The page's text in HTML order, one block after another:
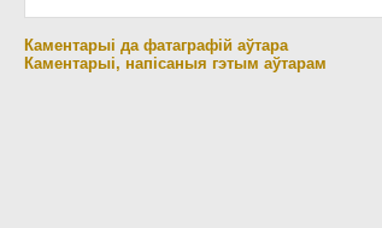
Каментарыі да фатаграфій аўтара
Каментарыі, напісаныя гэтым аўтарам